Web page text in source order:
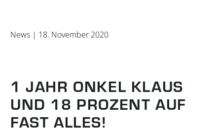
News | 18. November 2020
1 JAHR ONKEL KLAUS
UND 18 PROZENT AUF
FAST ALLES!